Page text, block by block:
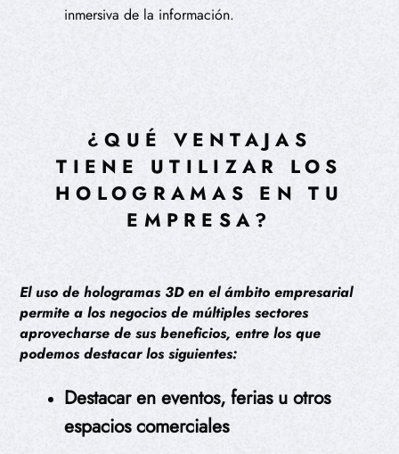
inmersiva de la información.
¿QUÉ VENTAJAS
TIENE UTILIZAR LOS
HOLOGRAMAS EN TU
EMPRESA?
El uso de hologramas 3D en el ámbito empresarial
permite a los negocios de múltiples sectores
aprovecharse de sus beneficios, entre los que
podemos destacar los siguientes:
Destacar en eventos, ferias u otros
espacios comerciales